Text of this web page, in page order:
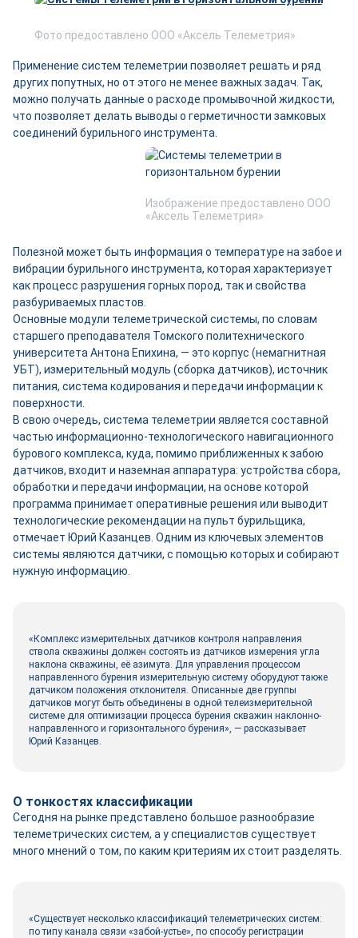
Фото предоставлено ООО «Аксель Телеметрия»
Применение систем телеметрии позволяет решать и ряд
других попутных, но от этого не менее важных задач. Так,
можно получать данные о расходе промывочной жидкости,
что позволяет делать выводы о герметичности замковых
соединений бурильного инструмента.
Изображение предоставлено ООО
«Аксель Телеметрия»
Полезной может быть информация о температуре на забое и
вибрации бурильного инструмента, которая характеризует
как процесс разрушения горных пород, так и свойства
разбуриваемых пластов.
Основные модули телеметрической системы, по словам
старшего преподавателя Томского политехнического
университета Антона Епихина, — это корпус (немагнитная
УБТ), измерительный модуль (сборка датчиков), источник
питания, система кодирования и передачи информации к
поверхности.
В свою очередь, система телеметрии является составной
частью информационно-технологического навигационного
бурового комплекса, куда, помимо приближенных к забою
датчиков, входит и наземная аппаратура: устройства сбора,
обработки и передачи информации, на основе которой
программа принимает оперативные решения или выводит
технологические рекомендации на пульт бурильщика,
отмечает Юрий Казанцев. Одним из ключевых элементов
системы являются датчики, с помощью которых и собирают
нужную информацию.
«Комплекс измерительных датчиков контроля направления
ствола скважины должен состоять из датчиков измерения угла
наклона скважины, её азимута. Для управления процессом
направленного бурения измерительную систему оборудуют также
датчиком положения отклонителя. Описанные две группы
датчиков могут быть объединены в одной телеизмерительной
системе для оптимизации процесса бурения скважин наклонно-
направленного и горизонтального бурения», — рассказывает
Юрий Казанцев.
О тонкостях классификации
Сегодня на рынке представлено большое разнообразие
телеметрических систем, а у специалистов существует
много мнений о том, по каким критериям их стоит разделять.
«Существует несколько классификаций телеметрических систем:
по типу канала связи «забой-устье», по способу регистрации